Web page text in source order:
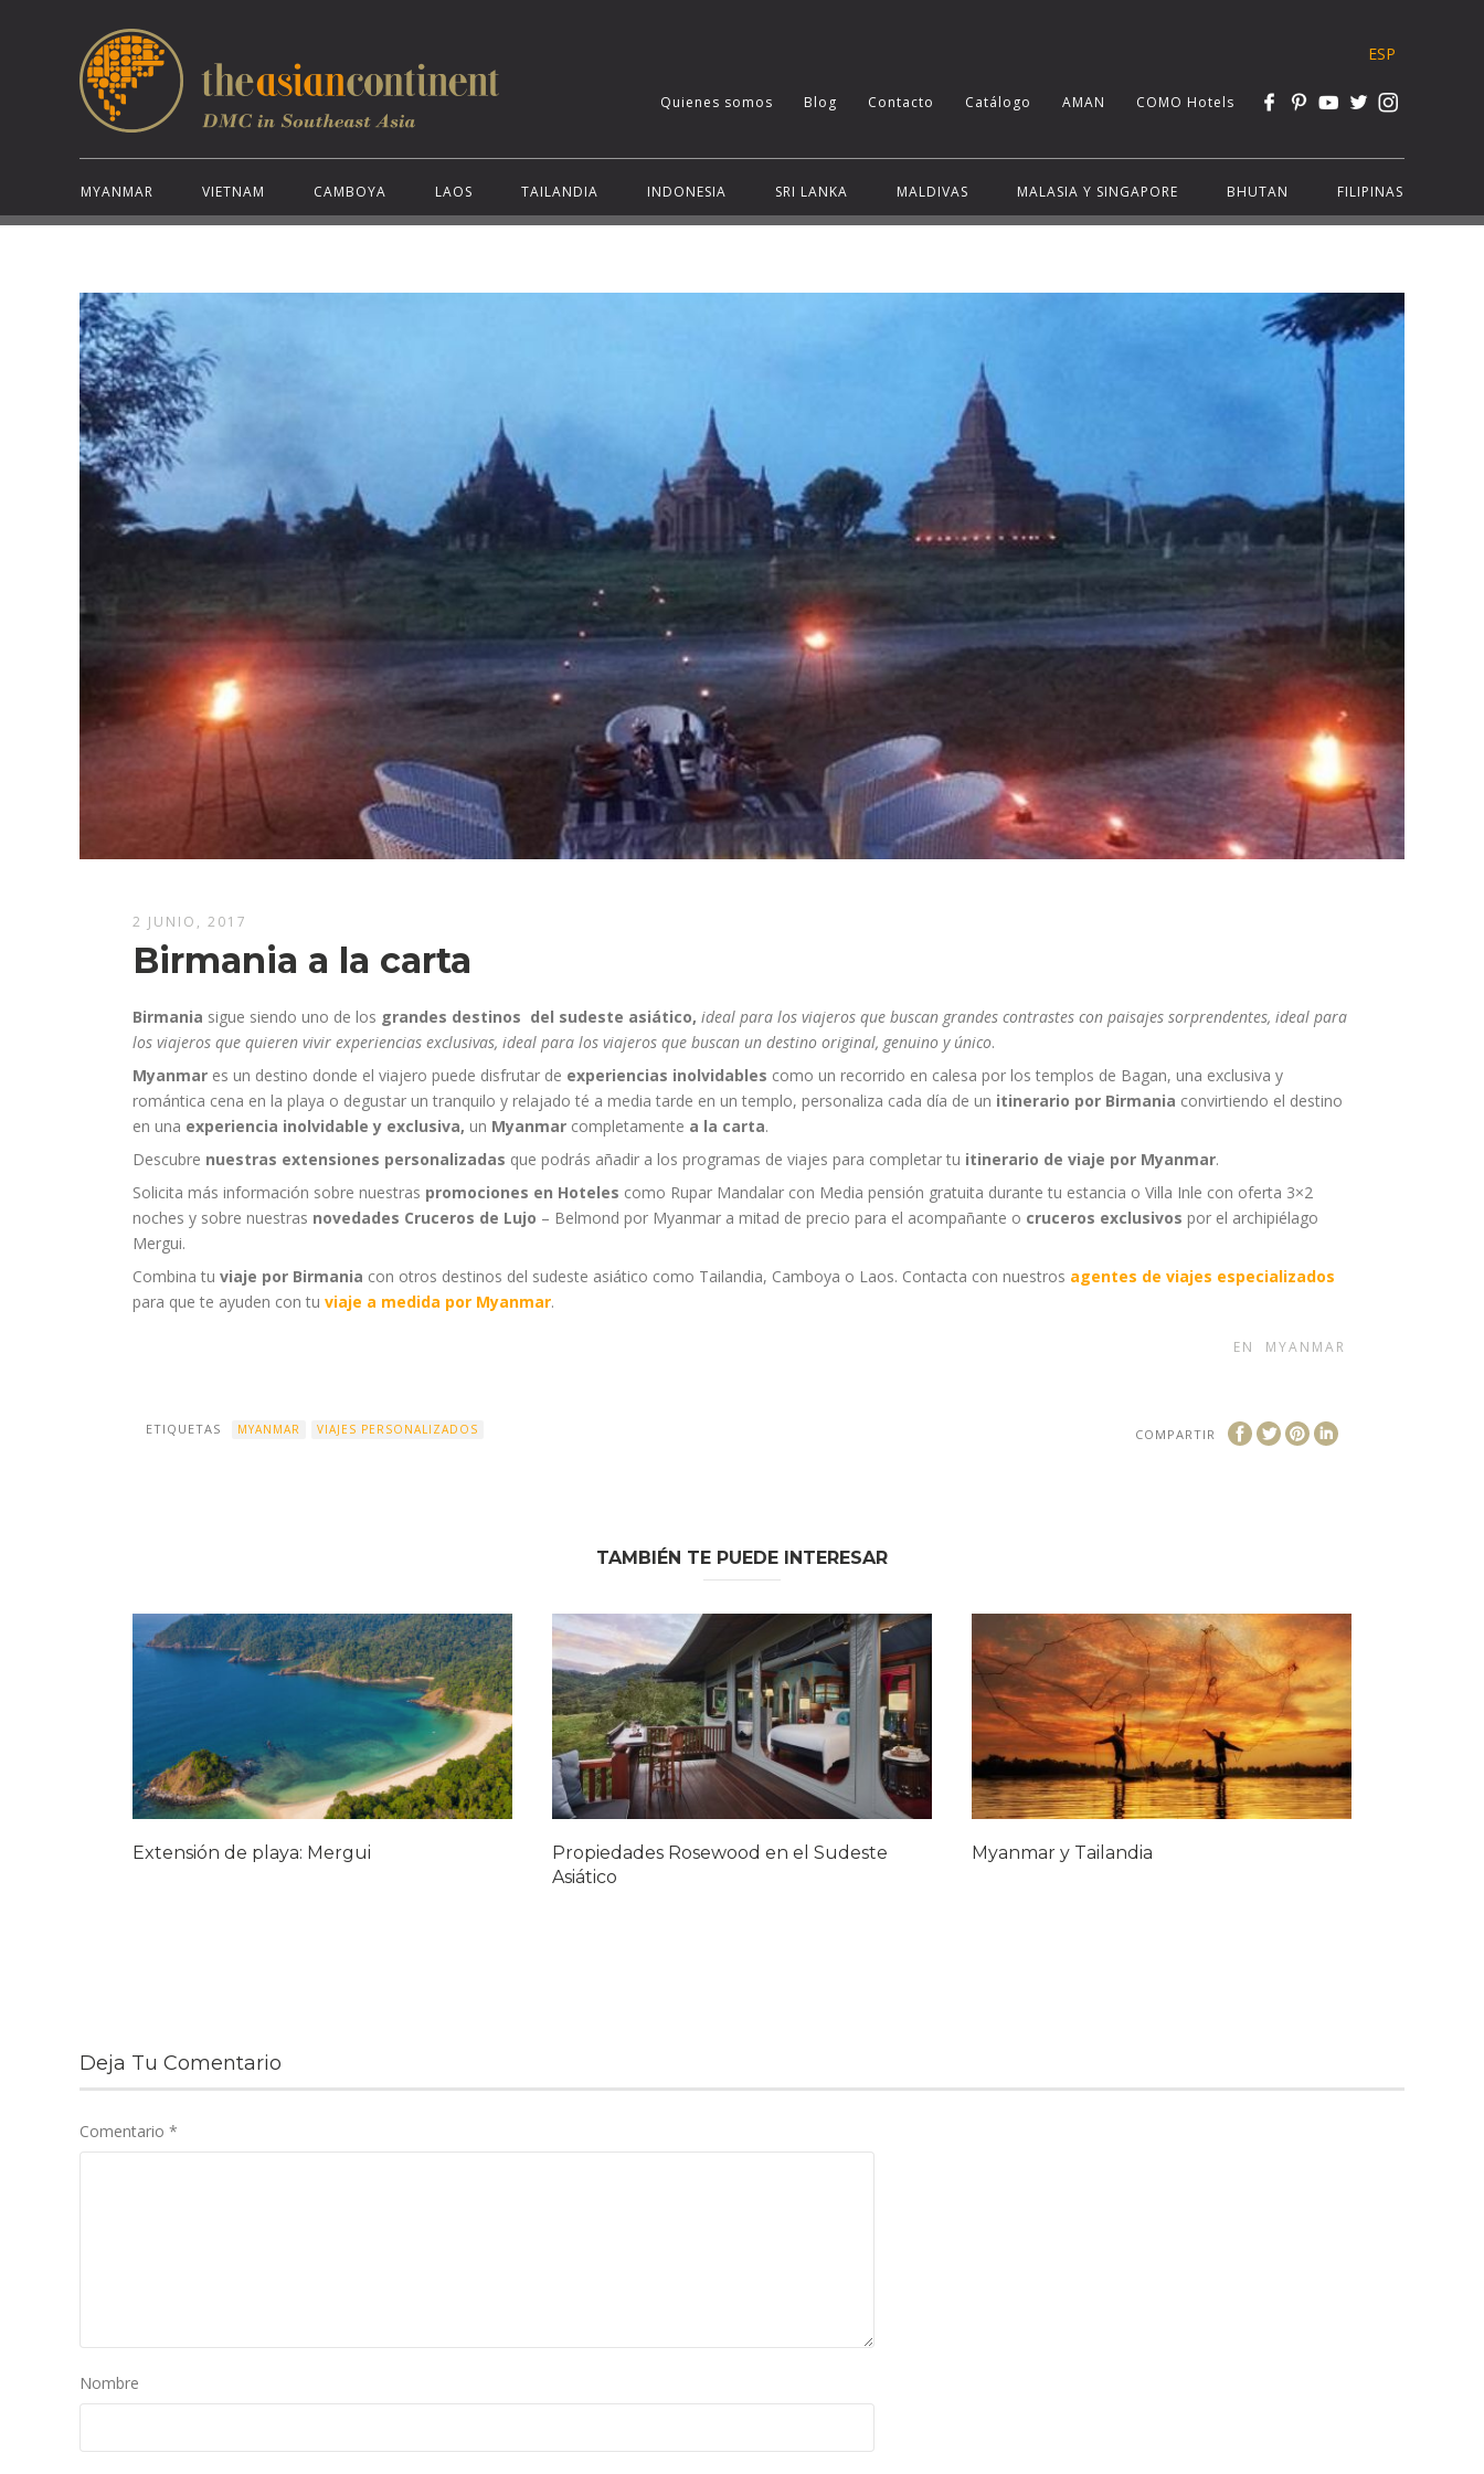
ESP
Quienes somos Blog Contacto Catálogo AMAN COMO Hotels
MYANMAR VIETNAM CAMBOYA LAOS TAILANDIA INDONESIA SRI LANKA MALDIVAS MALASIA Y SINGAPORE BHUTAN FILIPINAS
2 JUNIO, 2017
Birmania a la carta
Birmania sigue siendo uno de los grandes destinos del sudeste asiático, ideal para los viajeros que buscan grandes contrastes con paisajes sorprendentes, ideal para
los viajeros que quieren vivir experiencias exclusivas, ideal para los viajeros que buscan un destino original, genuino y único.
Myanmar es un destino donde el viajero puede disfrutar de experiencias inolvidables como un recorrido en calesa por los templos de Bagan, una exclusiva y
romántica cena en la playa o degustar un tranquilo y relajado té a media tarde en un templo, personaliza cada día de un itinerario por Birmania convirtiendo el destino
en una experiencia inolvidable y exclusiva, un Myanmar completamente a la carta.
Descubre nuestras extensiones personalizadas que podrás añadir a los programas de viajes para completar tu itinerario de viaje por Myanmar.
Solicita más información sobre nuestras promociones en Hoteles como Rupar Mandalar con Media pensión gratuita durante tu estancia o Villa Inle con oferta 3×2
noches y sobre nuestras novedades Cruceros de Lujo – Belmond por Myanmar a mitad de precio para el acompañante o cruceros exclusivos por el archipiélago
Mergui.
Combina tu viaje por Birmania con otros destinos del sudeste asiático como Tailandia, Camboya o Laos. Contacta con nuestros agentes de viajes especializados
para que te ayuden con tu viaje a medida por Myanmar.
EN MYANMAR
COMPARTIR
ETIQUETAS MYANMAR VIAJES PERSONALIZADOS
TAMBIÉN TE PUEDE INTERESAR
Extensión de playa: Mergui
Propiedades Rosewood en el Sudeste
Asiático
Myanmar y Tailandia
Deja Tu Comentario
Comentario *
Nombre